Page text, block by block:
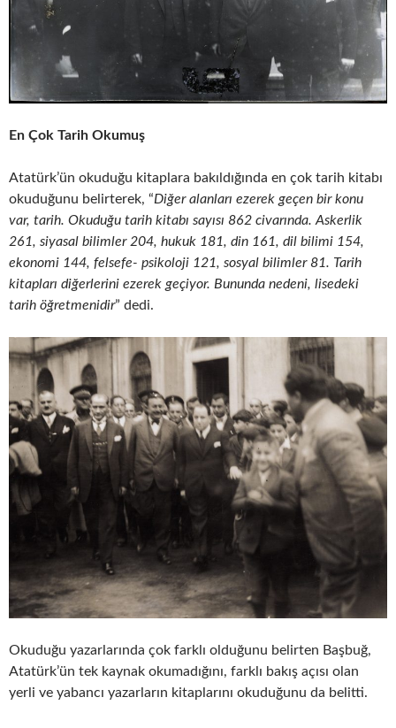
En Çok Tarih Okumuş
Atatürk’ün okuduğu kitaplara bakıldığında en çok tarih kitabı
okuduğunu belirterek, “Diğer alanları ezerek geçen bir konu
var, tarih. Okuduğu tarih kitabı sayısı 862 civarında. Askerlik
261, siyasal bilimler 204, hukuk 181, din 161, dil bilimi 154,
ekonomi 144, felsefe- psikoloji 121, sosyal bilimler 81. Tarih
kitapları diğerlerini ezerek geçiyor. Bununda nedeni, lisedeki
tarih öğretmenidir” dedi.
Okuduğu yazarlarında çok farklı olduğunu belirten Başbuğ,
Atatürk’ün tek kaynak okumadığını, farklı bakış açısı olan
yerli ve yabancı yazarların kitaplarını okuduğunu da belitti.